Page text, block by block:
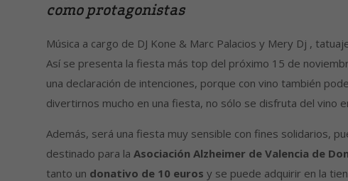
como protagonistas
Música a cargo de DJ Kone & Marc Palacios y Mery Dj ,
Así se presenta la fiesta más top del próximo 15 de
una declaración de intenciones, porque con vino también
divertirnos mucho en una fiesta, no sólo se disfruta del vino
Además, será una fiesta muy sensible con fines solidarios,
destinado para la Asociación Alzheimer de Valencia de
tanto un donativo de 10 euros y se puede adquirir en la